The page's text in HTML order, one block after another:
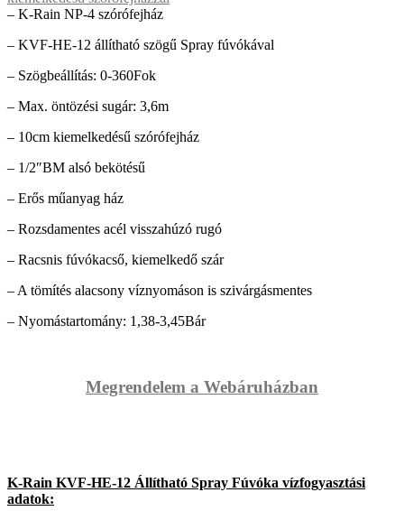
– K-Rain NP-4 szórófejház
– KVF-HE-12 állítható szögű Spray fúvókával
– Szögbeállítás: 0-360Fok
– Max. öntözési sugár: 3,6m
– 10cm kiemelkedésű szórófejház
– 1/2″BM alsó bekötésű
– Erős műanyag ház
– Rozsdamentes acél visszahúzó rugó
– Racsnis fúvókacső, kiemelkedő szár
– A tömítés alacsony víznyomáson is szivárgásmentes
– Nyomástartomány: 1,38-3,45Bár
Megrendelem a Webáruházban
K-Rain KVF-HE-12 Állítható Spray Fúvóka vízfogyasztási
adatok: